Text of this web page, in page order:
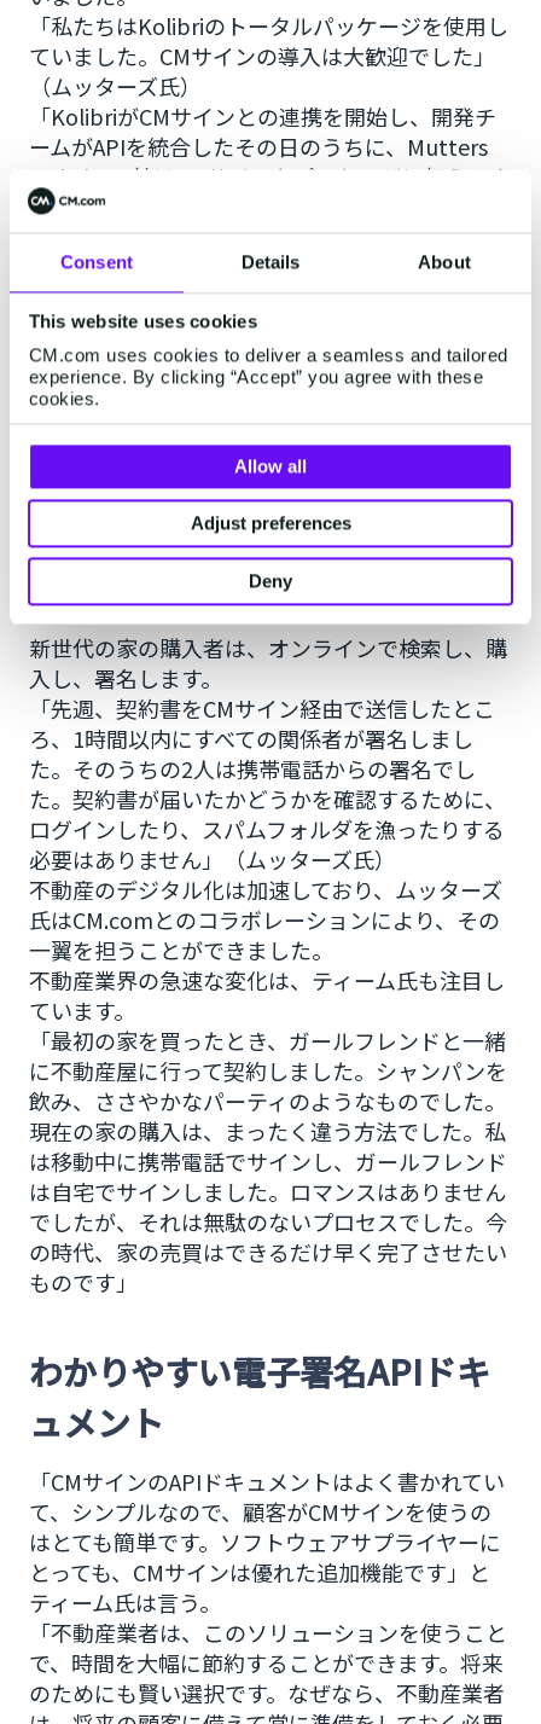
Consent Details About
This website uses cookies
CM.com uses cookies to deliver a seamless and tailored
experience. By clicking “Accept” you agree with these
cookies.
Allow all
Adjust preferences
Deny
「私たちはKolibriのトータルパッケージを使用し
ていました。CMサインの導入は大歓迎でした」
（ムッターズ氏）
「KolibriがCMサインとの連携を開始し、開発チ
ームがAPIを統合したその日のうちに、Mutters
Makelaars社はCMサインをパッケージに加えてく
れました」（ティーム氏）
「2ヶ月前からほぼ毎日CMサインを使っています
が、その付加価値は紛れもないものです。
署名についやす平均時間は非常に短くなりまし
た。コロナウイルスの影響で、すべての関係者が
同時にテーブルを囲んで文書に署名することは難
しいことになってしまいました。しかし、電子署
名へのニーズはそのずっと前からあったのです」
（ムッターズ氏）
不動産の売主は迅速な対応を望
新世代の家の購入者は、オンラインで検索し、購
入し、署名します。
「先週、契約書をCMサイン経由で送信したとこ
ろ、1時間以内にすべての関係者が署名しまし
た。そのうちの2人は携帯電話からの署名でし
た。契約書が届いたかどうかを確認するために、
ログインしたり、スパムフォルダを漁ったりする
必要はありません」（ムッターズ氏）
不動産のデジタル化は加速しており、ムッターズ
氏はCM.comとのコラボレーションにより、その
一翼を担うことができました。
不動産業界の急速な変化は、ティーム氏も注目し
ています。
「最初の家を買ったとき、ガールフレンドと一緒
に不動産屋に行って契約しました。シャンパンを
飲み、ささやかなパーティのようなものでした。
現在の家の購入は、まったく違う方法でした。私
は移動中に携帯電話でサインし、ガールフレンド
は自宅でサインしました。ロマンスはありません
でしたが、それは無駄のないプロセスでした。今
の時代、家の売買はできるだけ早く完了させたい
ものです」
わかりやすい電子署名APIドキ
ュメント
「CMサインのAPIドキュメントはよく書かれてい
て、シンプルなので、顧客がCMサインを使うの
はとても簡単です。ソフトウェアサプライヤーに
とっても、CMサインは優れた追加機能です」と
ティーム氏は言う。
「不動産業者は、このソリューションを使うこと
で、時間を大幅に節約することができます。将来
のためにも賢い選択です。なぜなら、不動産業者